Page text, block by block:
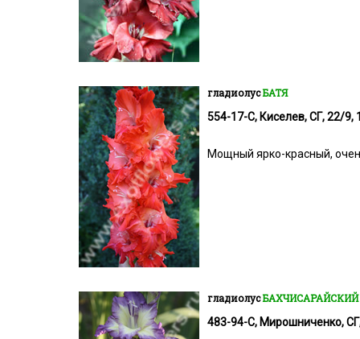
гладиолусБАТЯ
554-17-С, Киселев, СГ, 22/9,
Мощный ярко-красный,
гладиолус
483-94-С, Мирошниченко,